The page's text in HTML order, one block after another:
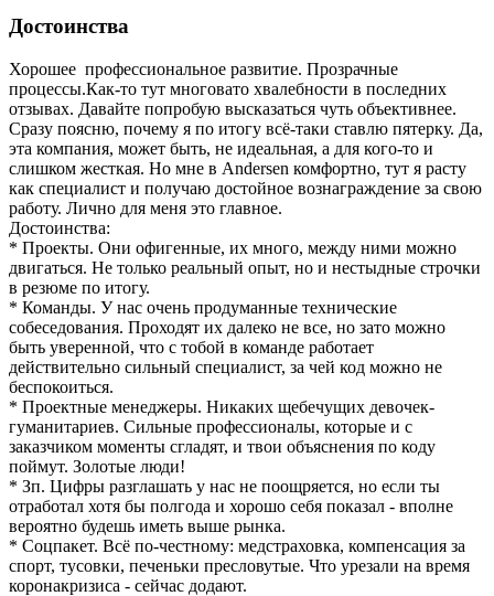
Достоинства
Хорошее профессиональное развитие. Прозрачные
процессы.Как-то тут многовато хвалебности в последних
отзывах. Давайте попробую высказаться чуть объективнее.
Сразу поясню, почему я по итогу всё-таки ставлю пятерку. Да,
эта компания, может быть, не идеальная, а для кого-то и
слишком жесткая. Но мне в Andersen комфортно, тут я расту
как специалист и получаю достойное вознаграждение за свою
работу. Лично для меня это главное.
Достоинства:
* Проекты. Они офигенные, их много, между ними можно
двигаться. Не только реальный опыт, но и нестыдные строчки
в резюме по итогу.
* Команды. У нас очень продуманные технические
собеседования. Проходят их далеко не все, но зато можно
быть уверенной, что с тобой в команде работает
действительно сильный специалист, за чей код можно не
беспокоиться.
* Проектные менеджеры. Никаких щебечущих девочек-
гуманитариев. Сильные профессионалы, которые и с
заказчиком моменты сгладят, и твои объяснения по коду
поймут. Золотые люди!
* Зп. Цифры разглашать у нас не поощряется, но если ты
отработал хотя бы полгода и хорошо себя показал - вполне
вероятно будешь иметь выше рынка.
* Соцпакет. Всё по-честному: медстраховка, компенсация за
спорт, тусовки, печеньки пресловутые. Что урезали на время
коронакризиса - сейчас додают.